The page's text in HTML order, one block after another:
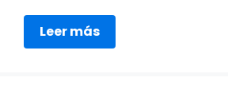
Leer más